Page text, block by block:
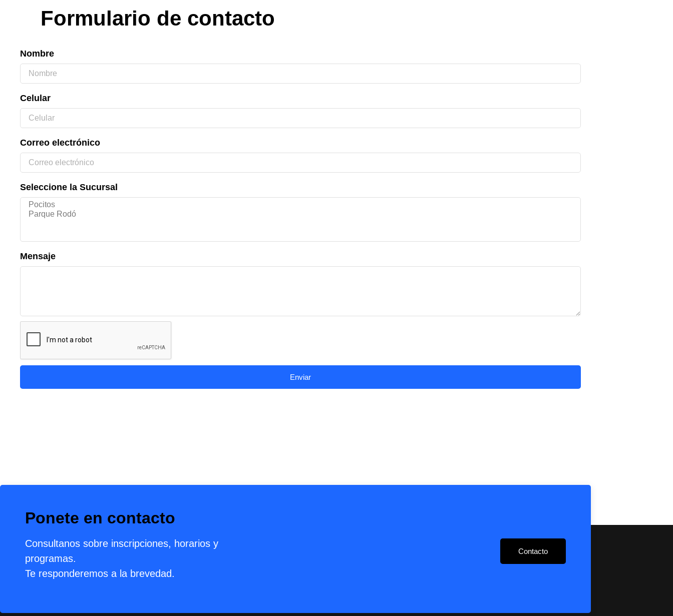
Formulario de contacto
Nombre
Celular
Correo electrónico
Seleccione la Sucursal
Mensaje
Enviar
Ponete en contacto
Consultanos sobre inscripciones, horarios y
programas.
Te responderemos a la brevedad.
Contacto